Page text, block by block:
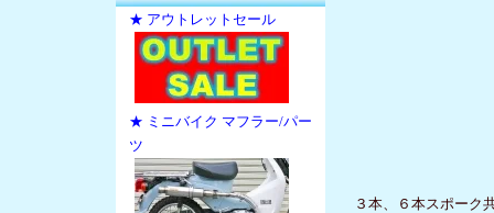
★ アウトレットセール
★ ミニバイク マフラー/パー
ツ
３本、６本スポーク